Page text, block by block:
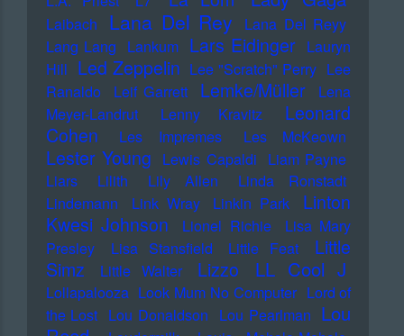
Laibach Lana Del Rey
Lana Del Reyy
Lang Lang Lankum Lars Eidinger Lauryn
Hill Led Zeppelin Lee "Scratch" Perry Lee
Ranaldo
Leif Garrett Lemke/Müller
Lena
Meyer-Landrut
Lenny Kravitz
Leonard
Cohen
Les Impremes Les McKeown
Lester Young Lewis Capaldi Liam Payne
Liars
Lilith Lily Allen
Linda Ronstadt
Lindemann
Link Wray Linkin Park
Linton
Kwesi Johnson
Lionel Richie
Lisa Mary
Presley
Lisa Stansfield Little Feat
Little
Simz
Little Walter Lizzo LL Cool J
Lollapalooza Look Mum No Computer Lord of
the Lost Lou Donaldson Lou Pearlman Lou